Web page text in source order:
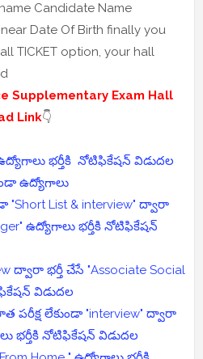
Candidate Name
Date Of Birth finally you
TICKET option, your hall
Supplementary Exam Hall
Link👇
భర్తీకి నోటిఫికేషన్ విడుదల
ఉద్యోగాలు
"Short List & interview" ద్వారా
ఉద్యోగాలు భర్తీకి నోటిఫికేషన్
ద్వారా భర్తీ చేసే "Associate Social
విడుదల
పరీక్ష లేకుండా "interview" ద్వారా
భర్తీకి నోటిఫికేషన్ విడుదల